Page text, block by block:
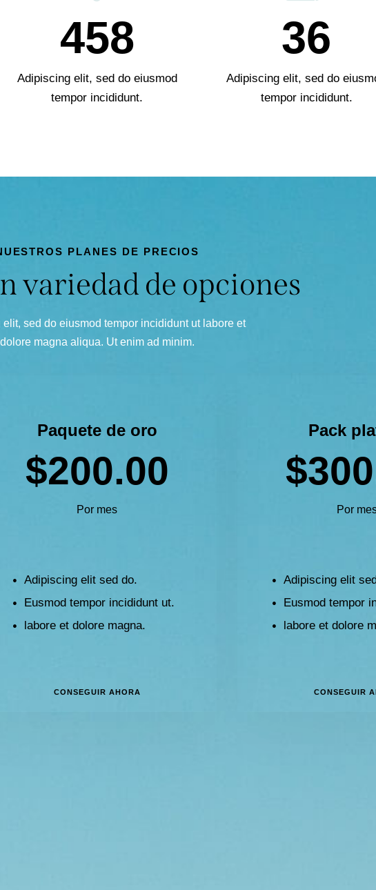
458
Adipiscing elit, sed do eiusmod
tempor incididunt.
36
Adipiscing elit, sed do
tempor incididunt.
PLANES DE PRECIOS
variedad de opciones
sed do eiusmod tempor incididunt ut labore et
dolore magna aliqua. Ut enim ad minim.
Paquete de oro
$200.00
Por mes
Adipiscing elit sed do.
Eusmod tempor incididunt ut.
labore et dolore magna.
CONSEGUIR AHORA
Pack
Por
Adipiscing elit
Eusmod tempor
labore et dolore
CONSEGUIR